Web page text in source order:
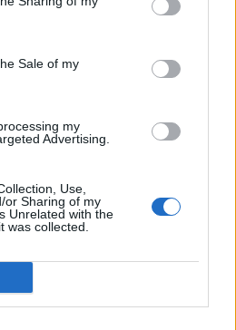
Sale of my
my
Advertising.
Use,
or Sharing of my
Unrelated with the
was collected.
brangiausius žmones: pranešė,
bus atsisveikinama su
horoskopas 12 Zodiako
gali būti lengviau nutraukti
nebeveikia
ir žiurkių baubas: kas
gąsdina labiau nei